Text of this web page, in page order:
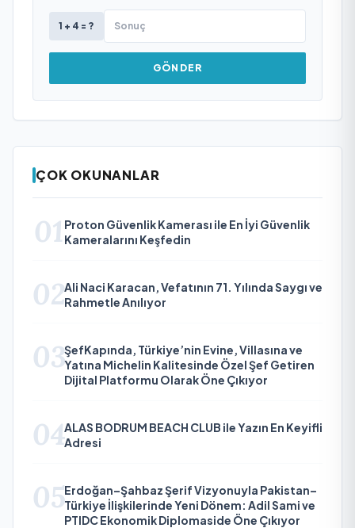
1 + 4 = ?
GÖNDER
ÇOK OKUNANLAR
01 Proton Güvenlik Kamerası ile En İyi Güvenlik
Kameralarını Keşfedin
02Ali Naci Karacan, Vefatının 71. Yılında Saygı ve
Rahmetle Anılıyor
03ŞefKapında, Türkiye’nin Evine, Villasına ve
Yatına Michelin Kalitesinde Özel Şef Getiren
Dijital Platformu Olarak Öne Çıkıyor
04ALAS BODRUM BEACH CLUB ile Yazın En Keyifli
Adresi
05Erdoğan–Şahbaz Şerif Vizyonuyla Pakistan–
Türkiye İlişkilerinde Yeni Dönem: Adil Sami ve
PTIDC Ekonomik Diplomaside Öne Çıkıyor